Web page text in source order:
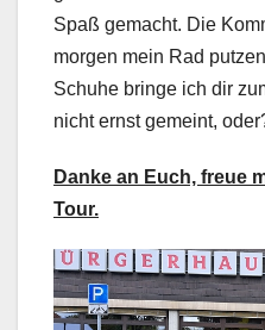
Spaß gemacht. Die
morgen mein Rad
Schuhe bringe ich dir
nicht ernst
Danke an Euch, freue
Tour.